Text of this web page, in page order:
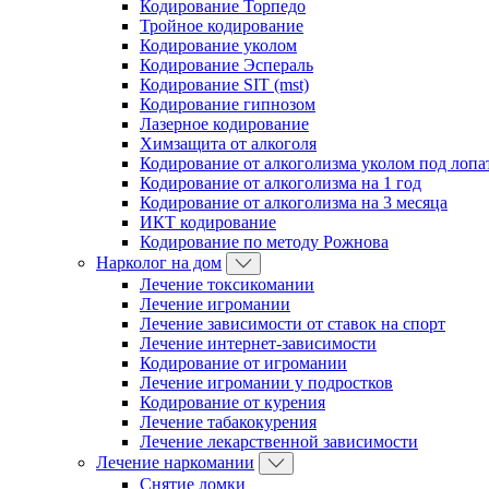
Кодирование Торпедо
Тройное кодирование
Кодирование уколом
Кодирование Эспераль
Кодирование SIT (mst)
Кодирование гипнозом
Лазерное кодирование
Химзащита от алкоголя
Кодирование от алкоголизма уколом под
Кодирование от алкоголизма на 1 год
Кодирование от алкоголизма на 3 месяца
ИКТ кодирование
Кодирование по методу Рожнова
Нарколог на дом
Лечение токсикомании
Лечение игромании
Лечение зависимости от ставок на спорт
Лечение интернет-зависимости
Кодирование от игромании
Лечение игромании у подростков
Кодирование от курения
Лечение табакокурения
Лечение лекарственной зависимости
Лечение наркомании
Снятие ломки